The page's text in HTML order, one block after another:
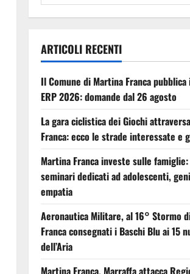
ARTICOLI RECENTI
Il Comune di Martina Franca
ERP 2026: domande dal 26 agosto
La gara ciclistica dei Giochi
Franca: ecco le strade interessate e
Martina Franca investe sulle
seminari dedicati ad adolescenti,
empatia
Aeronautica Militare, al 16° Stormo
Franca consegnati i Baschi Blu ai 15
dell’Aria
Martina Franca, Marraffa attacca